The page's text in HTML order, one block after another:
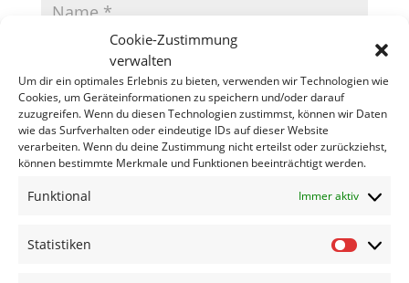
Cookie-Zustimmung
verwalten
Um dir ein optimales Erlebnis zu bieten, verwenden wir Technologien wie
Cookies, um Geräteinformationen zu speichern und/oder darauf
zuzugreifen. Wenn du diesen Technologien zustimmst, können wir Daten
wie das Surfverhalten oder eindeutige IDs auf dieser Website
verarbeiten. Wenn du deine Zustimmung nicht erteilst oder zurückziehst,
können bestimmte Merkmale und Funktionen beeinträchtigt werden.
Funktional Immer aktiv
Statistiken